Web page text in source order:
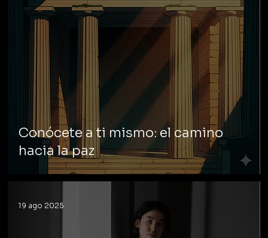
Conócete a ti mismo: el camino
hacia la paz
19 ago 2025